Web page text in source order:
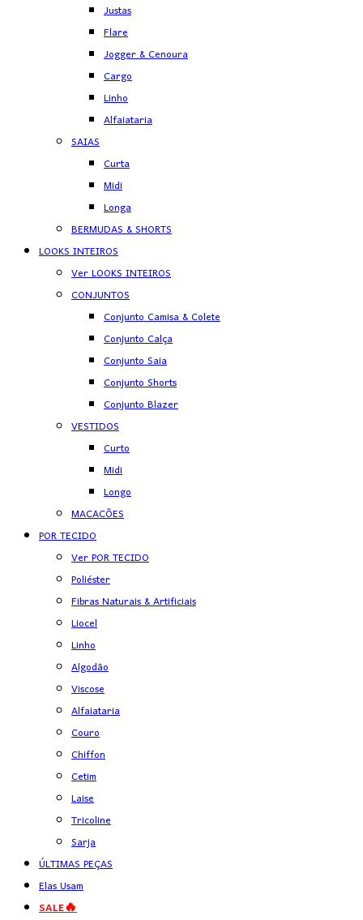
Justas
Flare
Jogger & Cenoura
Cargo
Linho
Alfaiataria
SAIAS
Curta
Midi
Longa
BERMUDAS & SHORTS
LOOKS INTEIROS
Ver LOOKS INTEIROS
CONJUNTOS
Conjunto Camisa & Colete
Conjunto Calça
Conjunto Saia
Conjunto Shorts
Conjunto Blazer
VESTIDOS
Curto
Midi
Longo
MACACÕES
POR TECIDO
Ver POR TECIDO
Poliéster
Fibras Naturais & Artificiais
Liocel
Linho
Algodão
Viscose
Alfaiataria
Couro
Chiffon
Cetim
Laise
Tricoline
Sarja
ÚLTIMAS PEÇAS
Elas Usam
SALE🔥